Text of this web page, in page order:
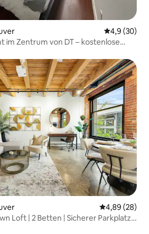
4,9 (30)
im Zentrum von DT – kostenlose
4,89 (28)
Loft | 2 Betten | Sicherer Parkplatz |